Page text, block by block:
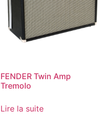
FENDER Twin Amp
Tremolo
Lire la suite